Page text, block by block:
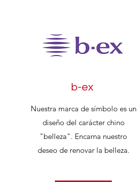
[orden ABC]
b-ex
Nuestra marca de símbolo es un
diseño del carácter chino
"belleza". Encarna nuestro
deseo de renovar la belleza.